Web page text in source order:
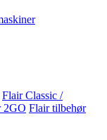
Flair Classic /
2GO Flair tilbehør